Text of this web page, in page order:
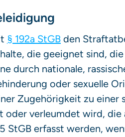
§ 192a StGB den
die geeignet sind,
durch nationale,
oder sexuelle
Zugehörigkeit zu
oder verleumdet wird, die
StGB erfasst werden,